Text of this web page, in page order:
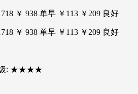
￥ 938 单早 ￥113 ￥209 良好
￥ 938 单早 ￥113 ￥209 良好
级: ★★★★